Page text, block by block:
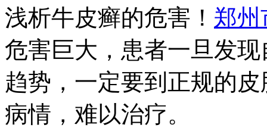
浅析牛皮癣的危害！ 郑州
危害巨大，患者一旦发
趋势，一定要到正规的
病情，难以治疗。